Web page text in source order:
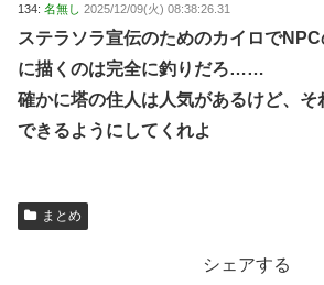
134: 名無し 2025/12/09(火) 08:38:26.31
ステラソラ宣伝のためのカイロで
に描くのは完全に釣りだろ……
確かに塔の住人は人気があるけど、そ
できるようにしてくれよ
まとめ
シェアする